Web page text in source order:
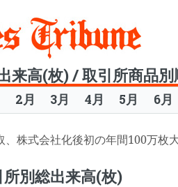
来高(枚) / 取引所商品別
2月 3月 4月 5月 6月
、株式会社化後初の年間100万枚
別総出来高(枚)